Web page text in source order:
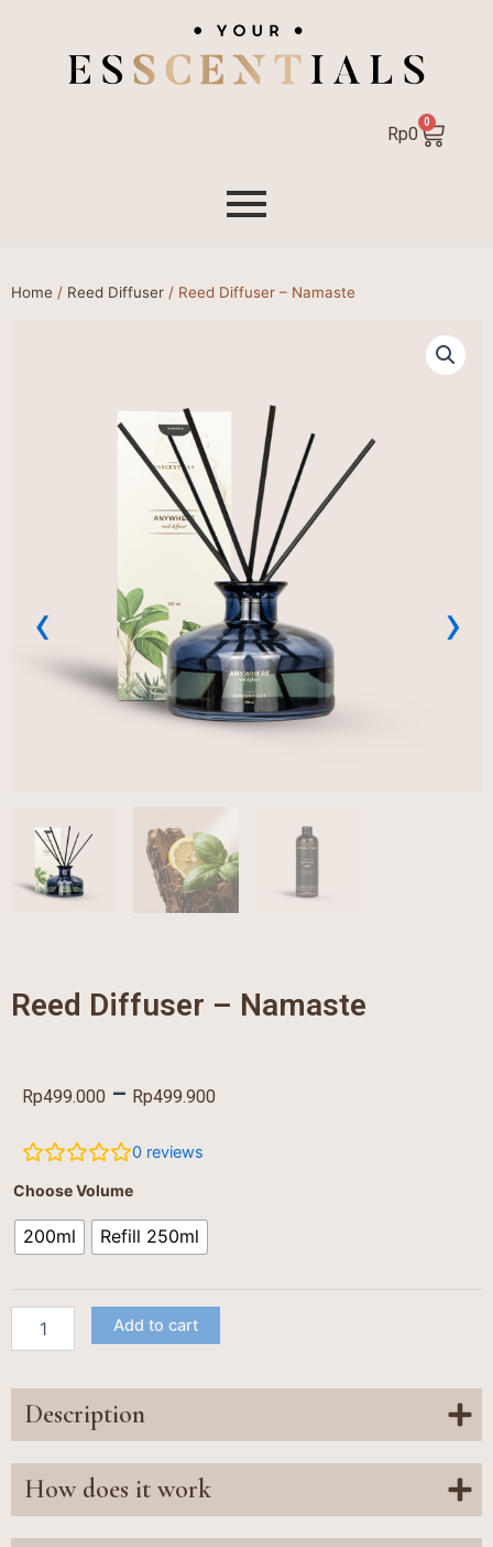
Rp0
0
Cart
Home / Reed Diffuser / Reed Diffuser – Namaste
Previous
Reed Diffuser – Namaste
Rp499.000 – Rp499.900
0 reviews
Choose Volume
200ml Refill 250ml
Reed
Namaste
Add to cart
Description
How does it work